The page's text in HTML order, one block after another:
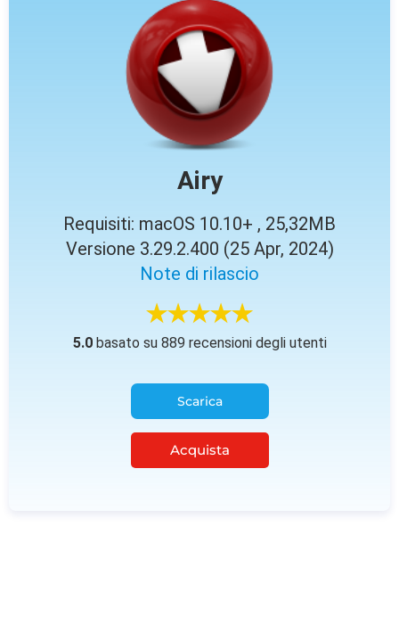
Airy
Requisiti: macOS 10.10+ , 25,32MB
Versione 3.29.2.400 (25 Apr, 2024)
Note di rilascio
5.0basato su 889 recensioni degli utenti
Scarica
Acquista